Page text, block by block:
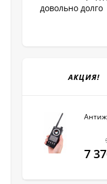
довольно долго
АКЦИЯ!
7